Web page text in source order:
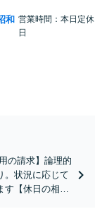
和 営業時間：本日定休
日
の請求】論理的
。状況に応じて
す【休日の相談